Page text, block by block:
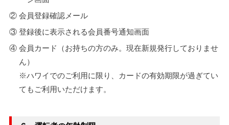
② 会員登録確認メール
③ 登録後に表示される会員番号通知画面
④ 会員カード（お持ちの方のみ。現在新規発行しておりませ
ん）
※ハワイでのご利用に限り、カードの有効期限が過ぎてい
てもご利用いただけます。